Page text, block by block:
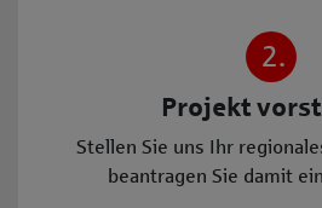
2.
Projekt
Stellen Sie uns Ihr
beantragen Sie damit